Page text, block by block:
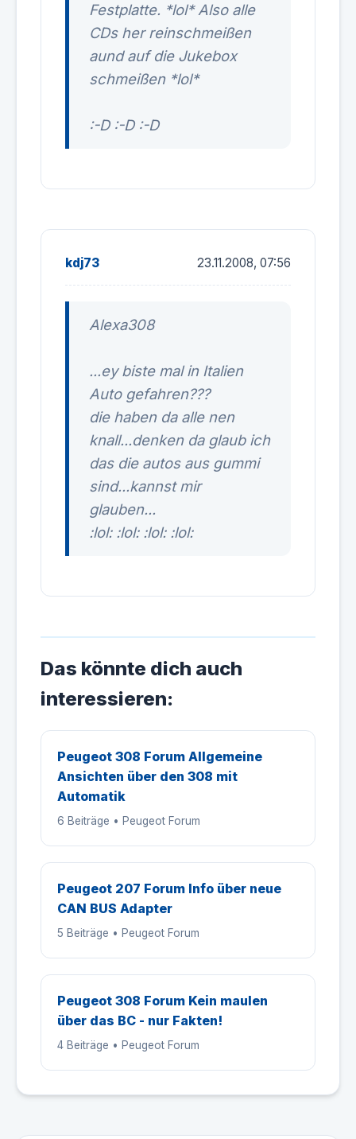
Festplatte. *lol* Also alle
CDs her reinschmeißen
aund auf die Jukebox
schmeißen *lol*
:-D :-D :-D
kdj73 23.11.2008, 07:56
Alexa308
...ey biste mal in Italien
Auto gefahren???
die haben da alle nen
knall...denken da glaub ich
das die autos aus gummi
sind...kannst mir
glauben...
:lol: :lol: :lol: :lol:
Das könnte dich auch
interessieren:
Peugeot 308 Forum Allgemeine
Ansichten über den 308 mit
Automatik
6 Beiträge • Peugeot Forum
Peugeot 207 Forum Info über neue
CAN BUS Adapter
5 Beiträge • Peugeot Forum
Peugeot 308 Forum Kein maulen
über das BC - nur Fakten!
4 Beiträge • Peugeot Forum